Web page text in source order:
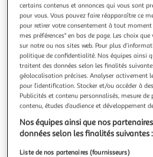
DOUCEUR D'INTÉRIEUR
Tapis déco imprimé goldena
Informations Techniques : Dimensions : L. 75 x l. 45 cm
Produit Packagé : L. 45 x l. 0,5 x H. 83
100% Polyester Dessous : 100%
Tendance & Design Tapis Déco
Imprimé Texture Flanelle Poids :
En savoir +
Vendu parParis Prix
Livr. ou retrait dès 3/4 jours
A partir de 7,99€
Vendu parParis Prix
certains contenus et annonces qui vous sont
pour vous. Vous pouvez faire réapparaître ce
pour retirer votre consentement à tout
mes préférences" en bas de page. Les choix
sur notre ou nos sites web. Pour plus
politique de confidentialité. Nos équipes ainsi
traitent des données selon les finalités
géolocalisation précises. Analyser activement
pour l’identification. Stocker et/ou accéder à
Publicités et contenu personnalisés, mesure
contenu, études d’audience et développement
Nos équipes ainsi que nos
données selon les finalités suivantes :
Liste de nos partenaires (fournisseurs)